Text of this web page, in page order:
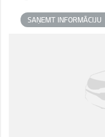
SAŅEMT INFORMĀCIJU